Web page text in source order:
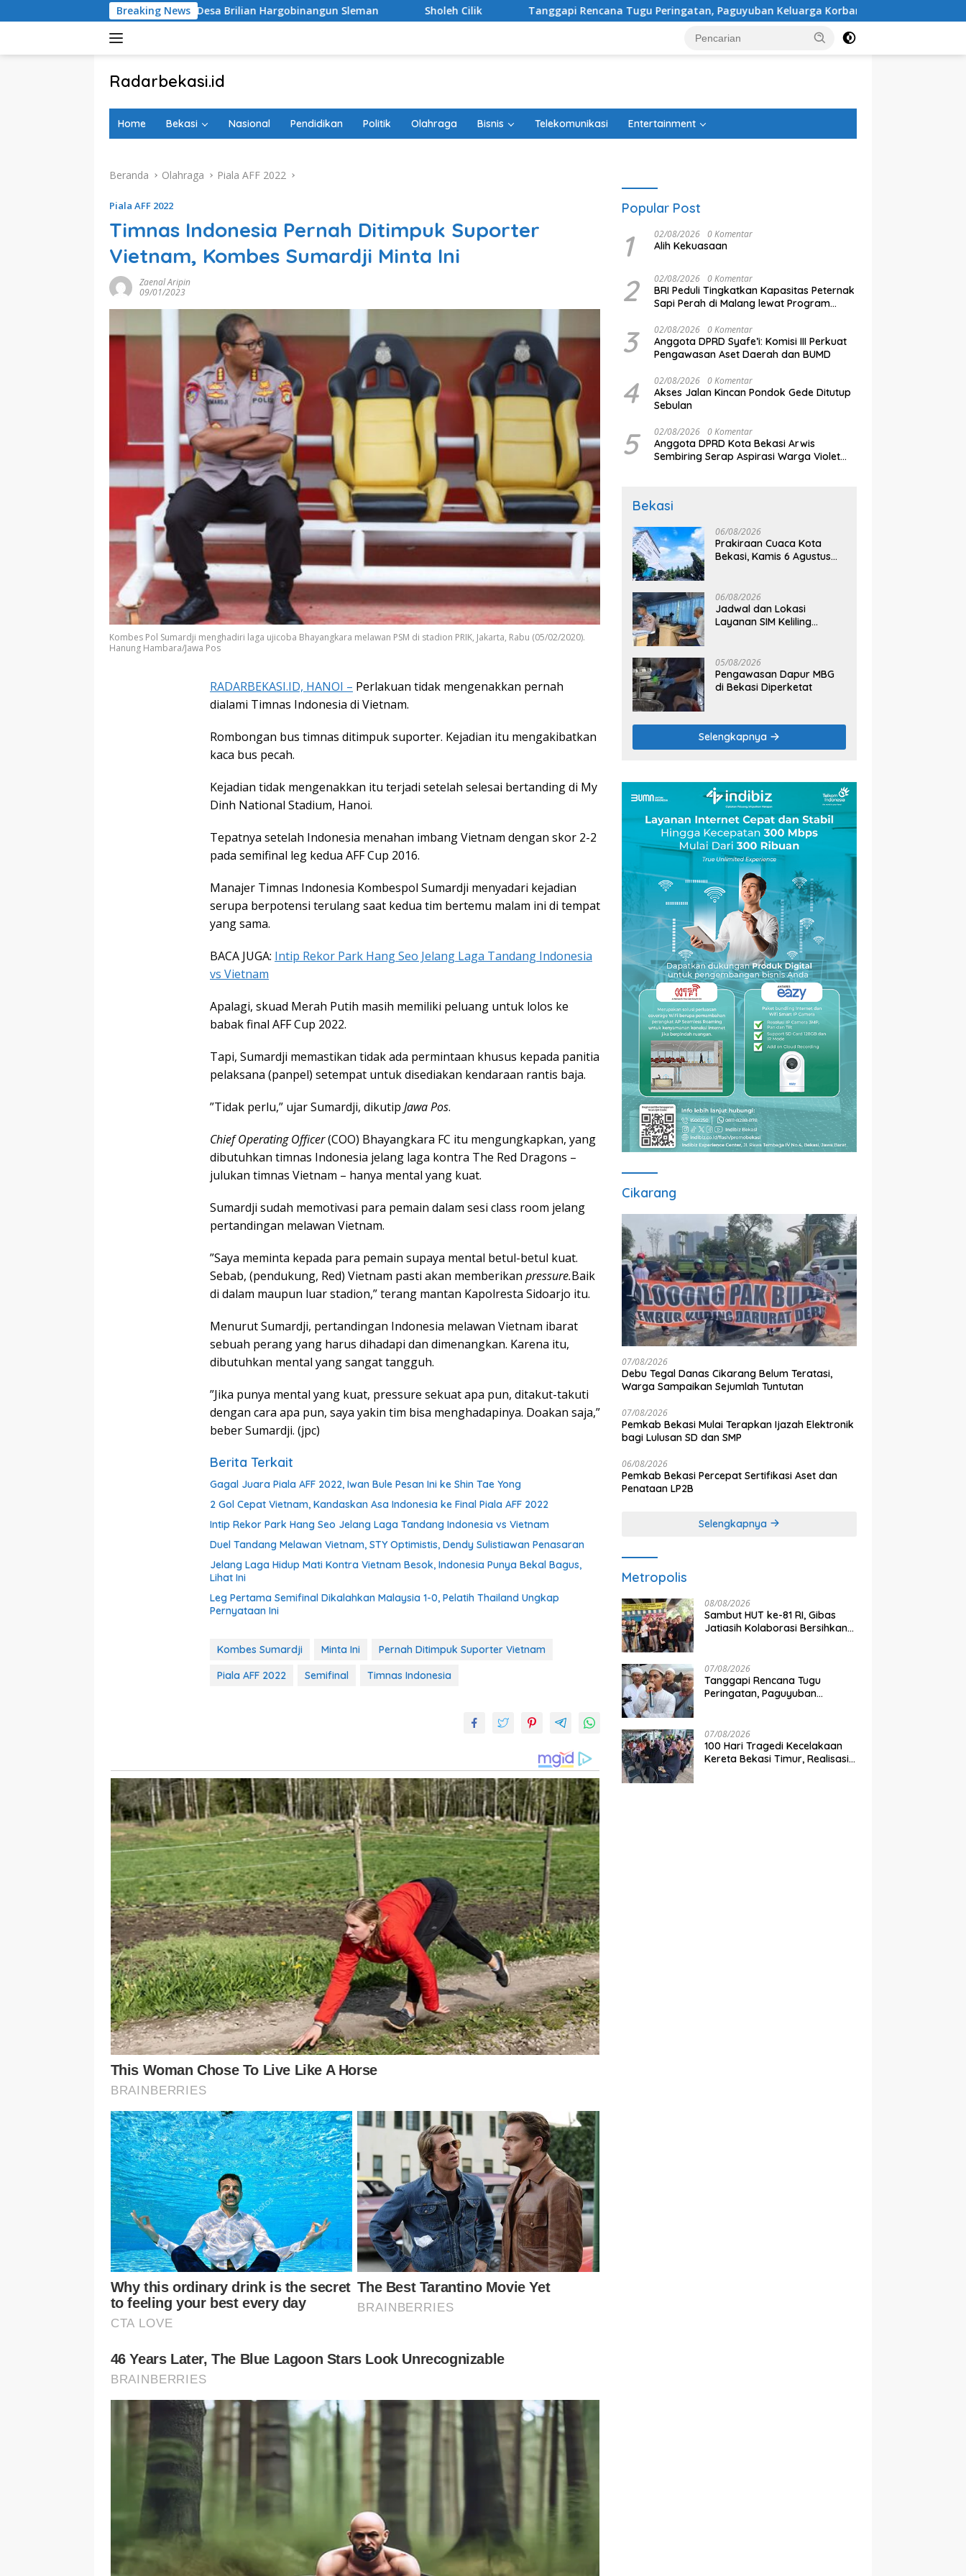
ke
Breaking News
di Desa Brilian Hargobinangun Sleman Sholeh Cilik Tanggapi Rencana Tugu Peringatan, Paguyuban Keluarga Korban Kereta Bekasi Timur: Kami Ingin Perbaikan
Radarbekasi.id
Bekasi
Home Bekasi Nasional Pendidikan Politik Olahraga Bisnis Telekomunikasi Entertainment
Beranda Olahraga Piala AFF 2022
Piala AFF 2022
Timnas Indonesia Pernah Ditimpuk Suporter
Vietnam, Kombes Sumardji Minta Ini
Zaenal Aripin
09/01/2023
Kombes Pol Sumardji menghadiri laga ujicoba Bhayangkara melawan PSM di stadion PRIK, Jakarta, Rabu (05/02/2020).
Hanung Hambara/Jawa Pos
RADARBEKASI.ID, HANOI – Perlakuan tidak mengenakkan pernah
dialami Timnas Indonesia di Vietnam.
Rombongan bus timnas ditimpuk suporter. Kejadian itu mengakibatkan
kaca bus pecah.
Kejadian tidak mengenakkan itu terjadi setelah selesai bertanding di My
Dinh National Stadium, Hanoi.
Tepatnya setelah Indonesia menahan imbang Vietnam dengan skor 2-2
pada semifinal leg kedua AFF Cup 2016.
Manajer Timnas Indonesia Kombespol Sumardji menyadari kejadian
serupa berpotensi terulang saat kedua tim bertemu malam ini di tempat
yang sama.
BACA JUGA: Intip Rekor Park Hang Seo Jelang Laga Tandang Indonesia
vs Vietnam
Apalagi, skuad Merah Putih masih memiliki peluang untuk lolos ke
babak final AFF Cup 2022.
Tapi, Sumardji memastikan tidak ada permintaan khusus kepada panitia
pelaksana (panpel) setempat untuk disediakan kendaraan rantis baja.
”Tidak perlu,” ujar Sumardji, dikutip Jawa Pos.
Chief Operating Officer(COO) Bhayangkara FC itu mengungkapkan, yang
dibutuhkan timnas Indonesia jelang laga kontra The Red Dragons –
julukan timnas Vietnam – hanya mental yang kuat.
Sumardji sudah memotivasi para pemain dalam sesi class room jelang
pertandingan melawan Vietnam.
”Saya meminta kepada para pemain supaya mental betul-betul kuat.
Sebab, (pendukung, Red) Vietnam pasti akan memberikan pressure.Baik
di dalam maupun luar stadion,” terang mantan Kapolresta Sidoarjo itu.
Menurut Sumardji, pertandingan Indonesia melawan Vietnam ibarat
sebuah perang yang harus dihadapi dan dimenangkan. Karena itu,
dibutuhkan mental yang sangat tangguh.
”Jika punya mental yang kuat, pressure sekuat apa pun, ditakut-takuti
dengan cara apa pun, saya yakin tim bisa menghadapinya. Doakan saja,”
beber Sumardji. (jpc)
Berita Terkait
Gagal Juara Piala AFF 2022, Iwan Bule Pesan Ini ke Shin Tae Yong
2 Gol Cepat Vietnam, Kandaskan Asa Indonesia ke Final Piala AFF 2022
Intip Rekor Park Hang Seo Jelang Laga Tandang Indonesia vs Vietnam
Duel Tandang Melawan Vietnam, STY Optimistis, Dendy Sulistiawan Penasaran
Jelang Laga Hidup Mati Kontra Vietnam Besok, Indonesia Punya Bekal Bagus,
Lihat Ini
Leg Pertama Semifinal Dikalahkan Malaysia 1-0, Pelatih Thailand Ungkap
Pernyataan Ini
Kombes Sumardji Minta Ini
Pernah Ditimpuk Suporter Vietnam
Piala AFF 2022
Semifinal Timnas Indonesia
Popular Post
1 02/08/2026 0 Komentar
Alih Kekuasaan
2 02/08/2026 0 Komentar
BRI Peduli Tingkatkan Kapasitas Peternak
Sapi Perah di Malang lewat Program
3 02/08/2026 0 Komentar
Anggota DPRD Syafe’i: Komisi III Perkuat
Pengawasan Aset Daerah dan BUMD
4 02/08/2026 0 Komentar
Akses Jalan Kincan Pondok Gede Ditutup
Sebulan
5 02/08/2026 0 Komentar
Anggota DPRD Kota Bekasi Arwis
Sembiring Serap Aspirasi Warga Violet
Bekasi
06/08/2026
Prakiraan Cuaca Kota
Bekasi, Kamis 6 Agustus
06/08/2026
Jadwal dan Lokasi
Layanan SIM Keliling
05/08/2026
Pengawasan Dapur MBG
di Bekasi Diperketat
Selengkapnya
Cikarang
07/08/2026
Debu Tegal Danas Cikarang Belum Teratasi,
Warga Sampaikan Sejumlah Tuntutan
07/08/2026
Pemkab Bekasi Mulai Terapkan Ijazah Elektronik
bagi Lulusan SD dan SMP
06/08/2026
Pemkab Bekasi Percepat Sertifikasi Aset dan
Penataan LP2B
Selengkapnya
Metropolis
08/08/2026
Sambut HUT ke-81 RI, Gibas
Jatiasih Kolaborasi Bersihkan
07/08/2026
Tanggapi Rencana Tugu
Peringatan, Paguyuban
Perbaikan Sistem Keselamatan
Lebih Dulu
07/08/2026
100 Hari Tragedi Kecelakaan
Kereta Bekasi Timur, Realisasi